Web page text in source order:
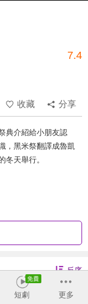
7.4
收藏
分享
典介紹給小朋友認
，黑米祭翻譯成魯凱
冬天舉行。
反序
短劇 更多